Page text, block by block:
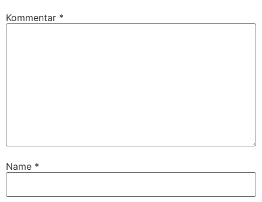
Kommentar *
Name *